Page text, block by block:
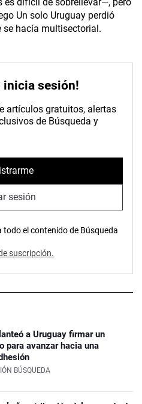
Un solo Uruguay perdió
hacía multisectorial.
inicia sesión!
artículos gratuitos, alertas
de Búsqueda y
sesión
el contenido de Búsqueda
suscripción.
a Uruguay firmar un
para avanzar hacia una
BÚSQUEDA